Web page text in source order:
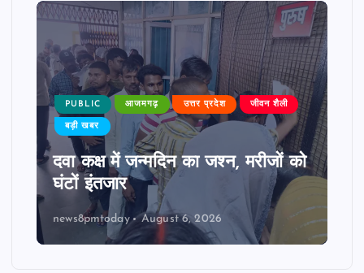
PUBLIC आजमगढ़ उत्तर प्रदेश जीवन शैली
बड़ी खबर
दवा कक्ष में जन्मदिन का जश्न, मरीजों को
घंटों इंतजार
news8pmtoday August 6, 2026